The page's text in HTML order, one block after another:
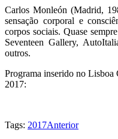
Carlos Monleón (Madrid,
sensação corporal e
corpos sociais. Quase
Seventeen Gallery,
outros.
Programa inserido no Lisboa
2017:
Tags: 2017Anterior